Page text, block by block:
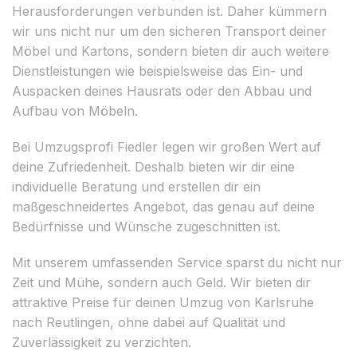
Herausforderungen verbunden ist. Daher kümmern
wir uns nicht nur um den sicheren Transport deiner
Möbel und Kartons, sondern bieten dir auch weitere
Dienstleistungen wie beispielsweise das Ein- und
Auspacken deines Hausrats oder den Abbau und
Aufbau von Möbeln.
Bei Umzugsprofi Fiedler legen wir großen Wert auf
deine Zufriedenheit. Deshalb bieten wir dir eine
individuelle Beratung und erstellen dir ein
maßgeschneidertes Angebot, das genau auf deine
Bedürfnisse und Wünsche zugeschnitten ist.
Mit unserem umfassenden Service sparst du nicht nur
Zeit und Mühe, sondern auch Geld. Wir bieten dir
attraktive Preise für deinen Umzug von Karlsruhe
nach Reutlingen, ohne dabei auf Qualität und
Zuverlässigkeit zu verzichten.